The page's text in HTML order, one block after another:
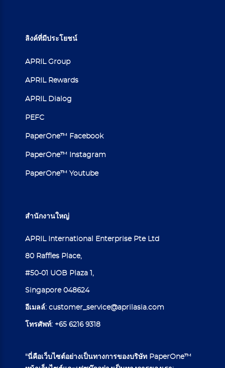
ลิงค์ที่มีประโยชน์
APRIL Group
APRIL Rewards
APRIL Dialog
PEFC
PaperOne™ Facebook
PaperOne™ Instagram
PaperOne™ Youtube
สำนักงานใหญ่
APRIL International Enterprise Pte Ltd
80 Raffles Place,
#50-01 UOB Plaza 1,
Singapore 048624
อีเมลล์: customer_service@aprilasia.com
โทรศัพท์: +65 6216 9318
"นี่คือเว็บไซต์อย่างเป็นทางการของบริษัท PaperOne™